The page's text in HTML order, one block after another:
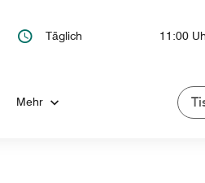
Täglich 11:00
Mehr